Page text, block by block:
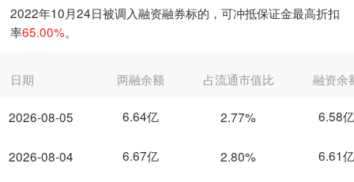
2022年10月24日被调入融资融券标的，可冲抵保证金最高折扣
率65.00%。
日期
2026-08-05
2026-08-04
两融余额 占流通市值比 融资余
6.64亿 2.77% 6.58亿
6.67亿 2.80% 6.61亿